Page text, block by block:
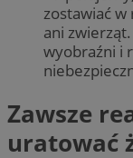
zostawiać w
ani
wyobraźni i
Zawsze
uratować